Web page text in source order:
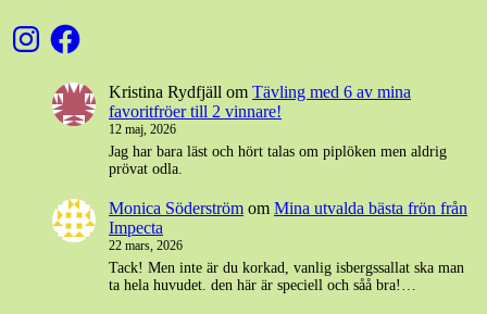
InstagramFacebook
Kristina Rydfjäll om Tävling med 6 av mina
favoritfröer till 2 vinnare!
12 maj, 2026
Jag har bara läst och hört talas om piplöken men aldrig
prövat odla.
Monica Söderström om Mina utvalda bästa frön från
Impecta
22 mars, 2026
Tack! Men inte är du korkad, vanlig isbergssallat ska man
ta hela huvudet. den här är speciell och såå bra!…